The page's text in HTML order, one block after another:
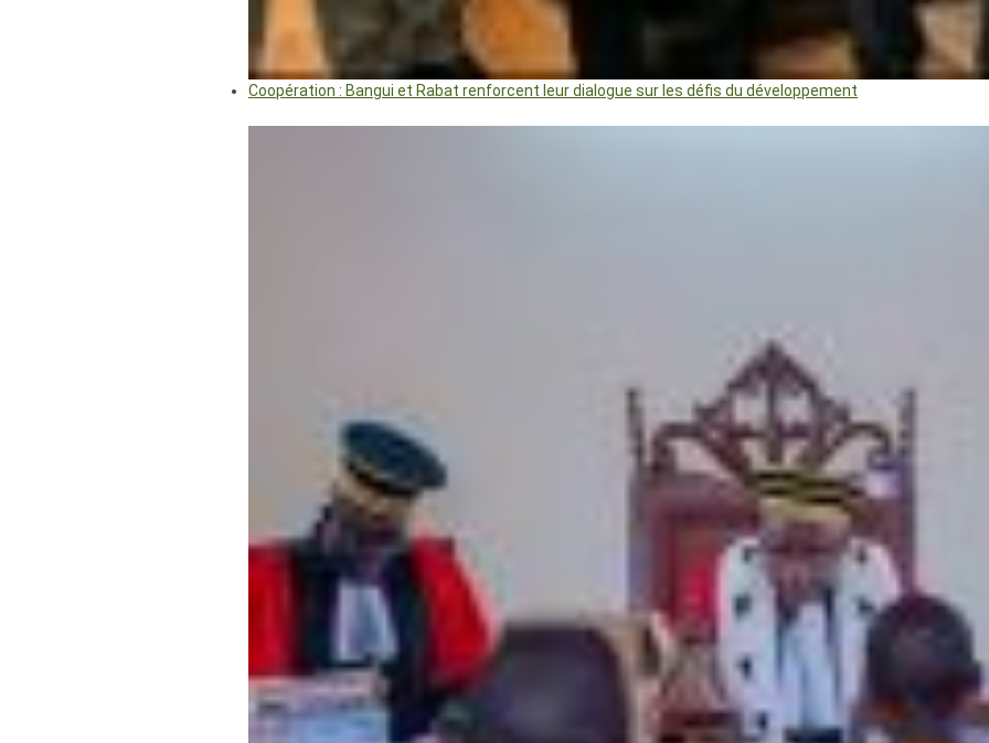
Coopération : Bangui et Rabat renforcent leur dialogue sur les défis du développement